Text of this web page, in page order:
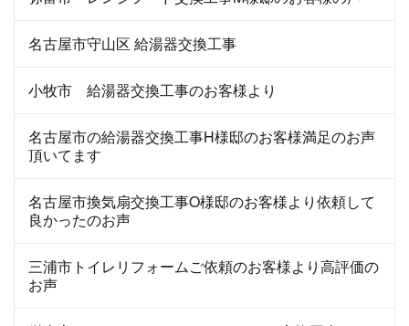
名古屋市守山区 給湯器交換工事
小牧市 給湯器交換工事のお客様より
名古屋市の給湯器交換工事H様邸のお客様満足のお声
頂いてます
名古屋市換気扇交換工事O様邸のお客様より依頼して
良かったのお声
三浦市トイレリフォームご依頼のお客様より高評価の
お声